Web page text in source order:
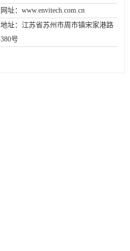
网址：www.envitech.com.cn
地址：江苏省苏州市周市镇宋家港路
380号